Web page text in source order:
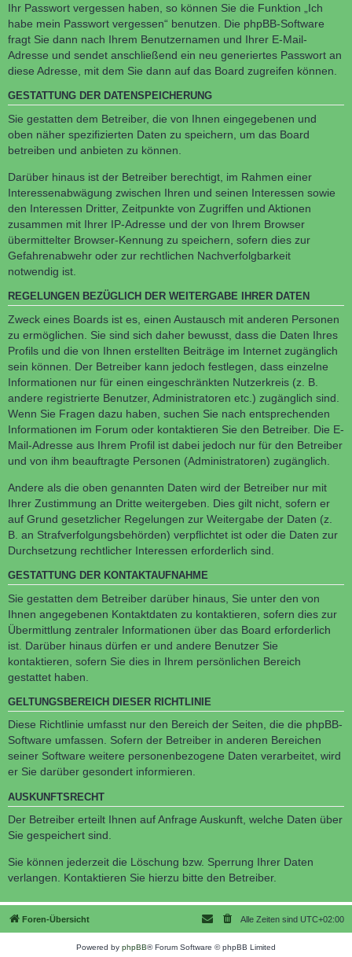
Ihr Passwort vergessen haben, so können Sie die Funktion „Ich
habe mein Passwort vergessen“ benutzen. Die phpBB-Software
fragt Sie dann nach Ihrem Benutzernamen und Ihrer E-Mail-
Adresse und sendet anschließend ein neu generiertes Passwort an
diese Adresse, mit dem Sie dann auf das Board zugreifen können.
GESTATTUNG DER DATENSPEICHERUNG
Sie gestatten dem Betreiber, die von Ihnen eingegebenen und
oben näher spezifizierten Daten zu speichern, um das Board
betreiben und anbieten zu können.
Darüber hinaus ist der Betreiber berechtigt, im Rahmen einer
Interessenabwägung zwischen Ihren und seinen Interessen sowie
den Interessen Dritter, Zeitpunkte von Zugriffen und Aktionen
zusammen mit Ihrer IP-Adresse und der von Ihrem Browser
übermittelter Browser-Kennung zu speichern, sofern dies zur
Gefahrenabwehr oder zur rechtlichen Nachverfolgbarkeit
notwendig ist.
REGELUNGEN BEZÜGLICH DER WEITERGABE IHRER DATEN
Zweck eines Boards ist es, einen Austausch mit anderen Personen
zu ermöglichen. Sie sind sich daher bewusst, dass die Daten Ihres
Profils und die von Ihnen erstellten Beiträge im Internet zugänglich
sein können. Der Betreiber kann jedoch festlegen, dass einzelne
Informationen nur für einen eingeschränkten Nutzerkreis (z. B.
andere registrierte Benutzer, Administratoren etc.) zugänglich sind.
Wenn Sie Fragen dazu haben, suchen Sie nach entsprechenden
Informationen im Forum oder kontaktieren Sie den Betreiber. Die E-
Mail-Adresse aus Ihrem Profil ist dabei jedoch nur für den Betreiber
und von ihm beauftragte Personen (Administratoren) zugänglich.
Andere als die oben genannten Daten wird der Betreiber nur mit
Ihrer Zustimmung an Dritte weitergeben. Dies gilt nicht, sofern er
auf Grund gesetzlicher Regelungen zur Weitergabe der Daten (z.
B. an Strafverfolgungsbehörden) verpflichtet ist oder die Daten zur
Durchsetzung rechtlicher Interessen erforderlich sind.
GESTATTUNG DER KONTAKTAUFNAHME
Sie gestatten dem Betreiber darüber hinaus, Sie unter den von
Ihnen angegebenen Kontaktdaten zu kontaktieren, sofern dies zur
Übermittlung zentraler Informationen über das Board erforderlich
ist. Darüber hinaus dürfen er und andere Benutzer Sie
kontaktieren, sofern Sie dies in Ihrem persönlichen Bereich
gestattet haben.
GELTUNGSBEREICH DIESER RICHTLINIE
Diese Richtlinie umfasst nur den Bereich der Seiten, die die phpBB-
Software umfassen. Sofern der Betreiber in anderen Bereichen
seiner Software weitere personenbezogene Daten verarbeitet, wird
er Sie darüber gesondert informieren.
AUSKUNFTSRECHT
Der Betreiber erteilt Ihnen auf Anfrage Auskunft, welche Daten über
Sie gespeichert sind.
Sie können jederzeit die Löschung bzw. Sperrung Ihrer Daten
verlangen. Kontaktieren Sie hierzu bitte den Betreiber.
Foren-Übersicht Alle Zeiten sind UTC+02:00
Powered by phpBB® Forum Software © phpBB Limited